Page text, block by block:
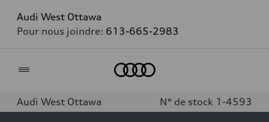
Audi West Ottawa
Pour nous joindre: 613-665-2983
Audi West Ottawa N° de stock 1-4593